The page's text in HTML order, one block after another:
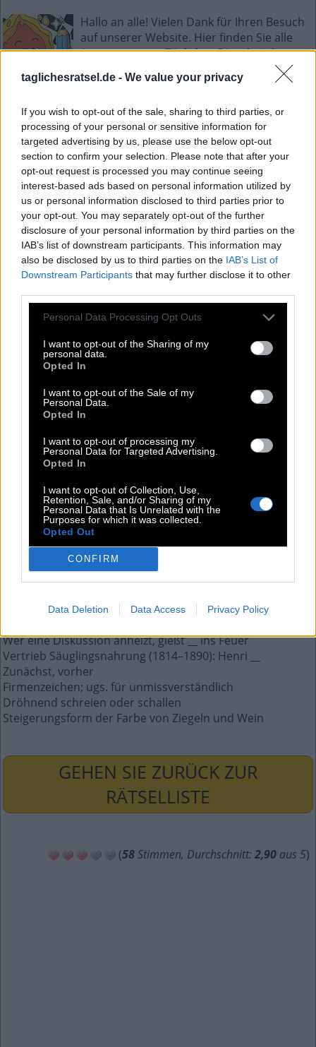
taglichesratsel.de - We value your privacy
If you wish to opt-out of the sale, sharing to third parties, or
processing of your personal or sensitive information for
targeted advertising by us, please use the below opt-out
section to confirm your selection. Please note that after your
opt-out request is processed you may continue seeing
interest-based ads based on personal information utilized by
us or personal information disclosed to third parties prior to
your opt-out. You may separately opt-out of the further
disclosure of your personal information by third parties on the
IAB’s list of downstream participants. This information may
also be disclosed by us to third parties on the IAB’s List of
Downstream Participants that may further disclose it to other
Personal Data Processing Opt Outs
I want to opt-out of the Sharing of my
personal data.
Opted In
I want to opt-out of the Sale of my
Personal Data.
Opted In
I want to opt-out of processing my
Personal Data for Targeted Advertising.
Opted In
I want to opt-out of Collection, Use,
Retention, Sale, and/or Sharing of my
Personal Data that Is Unrelated with the
Purposes for which it was collected.
Opted Out
CONFIRM
Data Deletion Data Access Privacy Policy
Hallo an alle! Vielen Dank für Ihren Besuch
auf unserer Website. Hier finden Sie alle
Antworten zum Tägliches Rätselspiel.
Tägliches Rätsel ist die neue wunderbare
Wortspielsammlung mit Spielen wie
Sudoku und Tangle. All diese unglaublichen Spiele sind
Teil dieser App. Mit diesen Puzzlespielen können Sie
Freunde herausfordern, die Antworten erraten, die
Rechtschreibung verbessern und sie schlagen. Entwickelt
von Fanatee, Inc, bekannt für seine besten Puzzle-
Wortspiele im Android- und Apple-Store.
Zugriff auf Hunderte von Rätseln direkt auf Ihrem
Android-Gerät. Spielen oder wiederholen Sie Ihre
Kreuzworträtsel, wann und wo Sie möchten! Trainieren Sie
Ihr Gehirn und lösen Sie jeden Tag brillante
Kreuzworträtsel! Erweitern Sie Ihren Wortschatz und Ihr
Kreuzworträtsel-Lösen und haben Sie jede Menge Spaß –
und das alles kostenlos! Diese Seite enthält Antworten auf
Die Antwort auf diese Frage:
R S T
Philosophen beschäftigen sich mit __
Ohr lautet auf Englisch so
Dänische Variante von Nikolaus
Konjunktion zur Einleitung einer Bedingung
Weibliches Personalpronomen
Abkürzung für die Währung Australiens
Geruch eines Parfüms (frz.)
Wer eine Diskussion anheizt, gießt __ ins Feuer
Vertrieb Säuglingsnahrung (1814–1890): Henri __
Zunächst, vorher
Firmenzeichen; ugs. für unmissverständlich
Dröhnend schreien oder schallen
Steigerungsform der Farbe von Ziegeln und Wein
GEHEN SIE ZURÜCK ZUR
RÄTSELLISTE
(58Stimmen, Durchschnitt: 2,90 aus 5)